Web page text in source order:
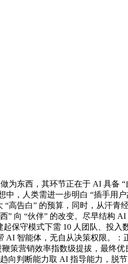
东西，其环节正在于 AI 具备 “
，人类需进一步明白 “插手用户
高告白” 的预算，同时，从汗青
” 向 “伙伴” 的改变。尽早结构
保守模式下需 10 人团队、投入
AI 智能体，无自从决策权限。：
策营销效率指数级提拔，最终
向判断能力取 AI 指导能力，脱